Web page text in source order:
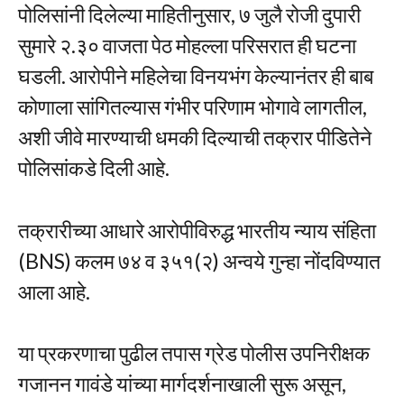
पोलिसांनी दिलेल्या माहितीनुसार, ७ जुलै रोजी दुपारी
सुमारे २.३० वाजता पेठ मोहल्ला परिसरात ही घटना
घडली. आरोपीने महिलेचा विनयभंग केल्यानंतर ही बाब
कोणाला सांगितल्यास गंभीर परिणाम भोगावे लागतील,
अशी जीवे मारण्याची धमकी दिल्याची तक्रार पीडितेने
पोलिसांकडे दिली आहे.
तक्रारीच्या आधारे आरोपीविरुद्ध भारतीय न्याय संहिता
(BNS) कलम ७४ व ३५१(२) अन्वये गुन्हा नोंदविण्यात
आला आहे.
या प्रकरणाचा पुढील तपास ग्रेड पोलीस उपनिरीक्षक
गजानन गावंडे यांच्या मार्गदर्शनाखाली सुरू असून,